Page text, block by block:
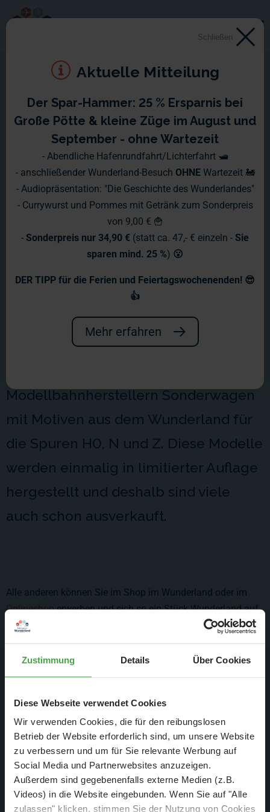
Zustimmung Details Über Cookies
Diese Webseite verwendet Cookies
Wir verwenden Cookies, die für den reibungslosen
Betrieb der Website erforderlich sind, um unsere Website
zu verbessern und um für Sie relevante Werbung auf
Social Media und Partnerwebsites anzuzeigen.
Außerdem sind gegebenenfalls externe Medien (z.B.
Videos) in die Website eingebunden. Wenn Sie auf "Alle
zulassen" klicken, stimmen Sie der Nutzung von Cookies
Sonderwagen
Jedes Jahr entstehen in
Modellbahnherstellern Sonderwagen
mit Motiven aus dem Wunderland für
die Spuren H0, N und Z. Diese Modelle
werden einmalig in limitierter Auflage
hergestellt und deshalb sind viele
auch schon ausverkauft.
Alle anderen können Sie im Shop im Wunderland oder im
Onlineshoperwerben und sich so ein Stück Wunderland auf
Ihre eigene Anlage holen oder Ihre Sammlung mit diesen
einmaligen Modellen ergänzen. Sie sind mit besonderen
Motiven von der Anlage oder Werbung für Wunderländer
Firmen gestaltet. Daneben erscheinen auch Sonderwagen zu
Wunderlandes.
Neben den Modellbahn-Sonderwagen haben auch einige
Hersteller von Modellfahrzeugen und -flugzeugen besondere
Modelle mit Wunderland-Motiven gestaltet und in limitierter
Auflage hergestellt. Auch diese erhalten Sie im Wunderland
oder bequem imOnlineshop.
Schließen
Aktuelle Mitteilung
Der Spar-Hammer: 25 % Ersparnis bei
Große Pötte & kleine Züge im August und
September - ohne Wartezeit
- Abendliche Hafenrundfahrt/Lichterfahrt 🛥️
- anschließender Wunderland-Besuch OHNE Wartezeit 🚂
- Audiopräsentation: "Die Geschichte des Wunderlandes"
- Currywurst und Pommes mit Getränk zum Sonderpreis
von 9,00 € 🍟
- Sonderpreis nur 34,90 € (statt ca. 47,- € einzeln - Sie
sparen mind. 25 %) 😮
DER TIPP für die Ferien und Feiertagswochenenden! 😎
👍
Mehr erfahren